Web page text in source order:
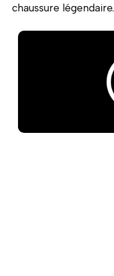
chaussure légendaire.